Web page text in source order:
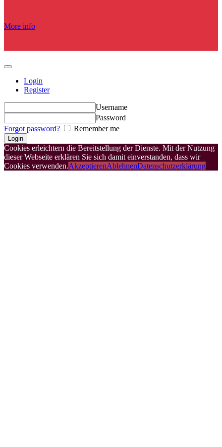
More info
Login
Register
Username
Password
Forgot password?
Remember me
Cookies erleichtern die Bereitstellung der Dienste. Mit der Nutzung
dieser Webseite erklären Sie sich damit einverstanden, dass wir
Cookies verwenden.AkzeptierenAblehnenDatenschutzerklärung